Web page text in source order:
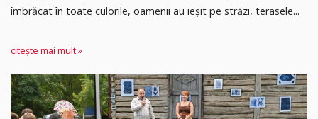
îmbrăcat în toate culorile, oamenii au ieșit pe străzi, terasele...
citește mai mult »